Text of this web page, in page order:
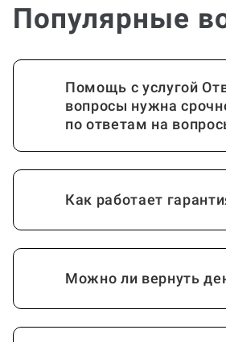
Популярные
Помощь с услугой
вопросы нужна
по ответам на
Как работает
Можно ли вернуть